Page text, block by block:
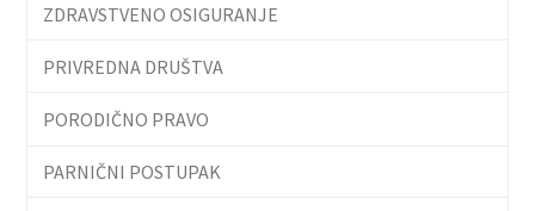
ZDRAVSTVENO OSIGURANJE
PRIVREDNA DRUŠTVA
PORODIČNO PRAVO
PARNIČNI POSTUPAK